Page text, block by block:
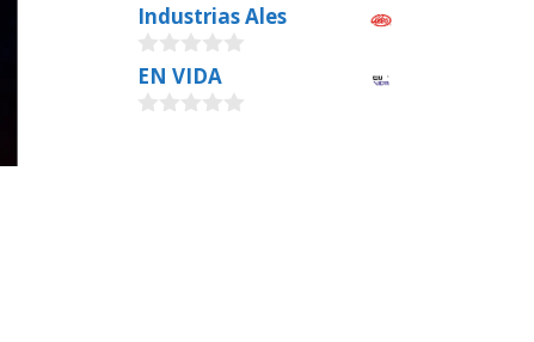
0
o
u
t
o
f
Industrias Ales
0
o
u
EN VIDA